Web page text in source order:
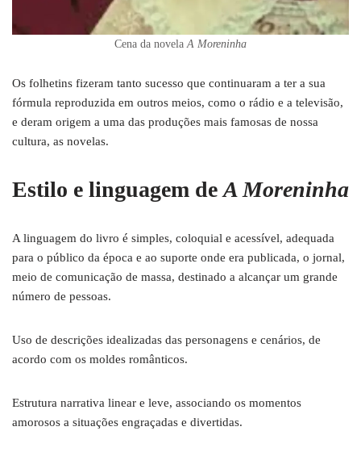
Cena da novelaA Moreninha
Os folhetins fizeram tanto sucesso que continuaram a ter a sua
fórmula reproduzida em outros meios, como o rádio e a televisão,
e deram origem a uma das produções mais famosas de nossa
cultura, as novelas.
Estilo e linguagem deA Moreninha
A linguagem do livro é simples, coloquial e acessível, adequada
para o público da época e ao suporte onde era publicada, o jornal,
meio de comunicação de massa, destinado a alcançar um grande
número de pessoas.
Uso de descrições idealizadas das personagens e cenários, de
acordo com os moldes românticos.
Estrutura narrativa linear e leve, associando os momentos
amorosos a situações engraçadas e divertidas.